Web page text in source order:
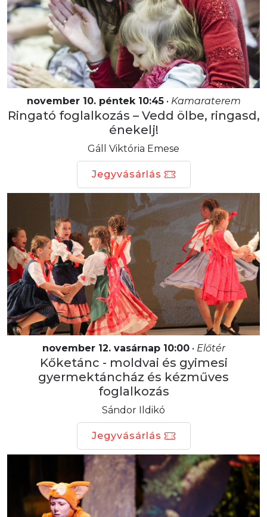
november 10. péntek 10:45• Kamaraterem
Ringató foglalkozás – Vedd ölbe, ringasd,
énekelj!
Gáll Viktória Emese
Jegyvásárlás
november 12. vasárnap 10:00• Előtér
Kőketánc - moldvai és gyimesi
gyermektáncház és kézműves
foglalkozás
Sándor Ildikó
Jegyvásárlás